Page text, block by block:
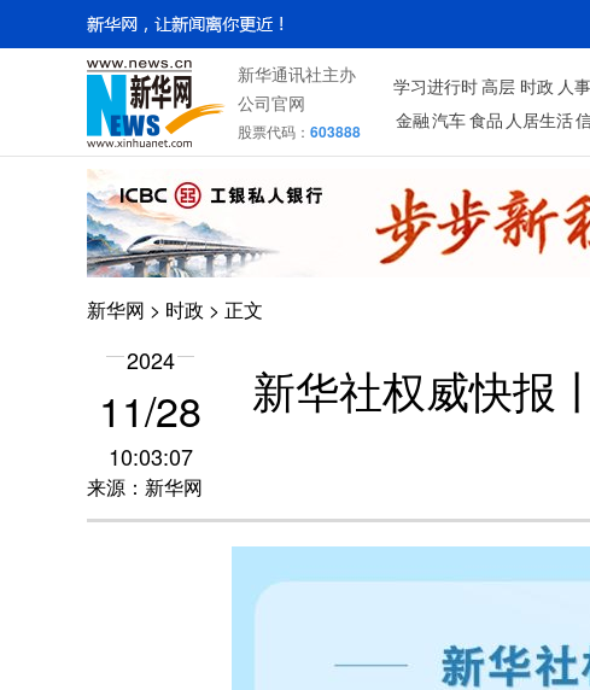
新华通讯社主办
公司官网
股票代码： 603888
学习进行时 高层 时政 人事
金融 汽车 食品 人居生活
新华网 > 时政 > 正文
2024
11/28
10:03:07
来源：新华网
新华社权威快报